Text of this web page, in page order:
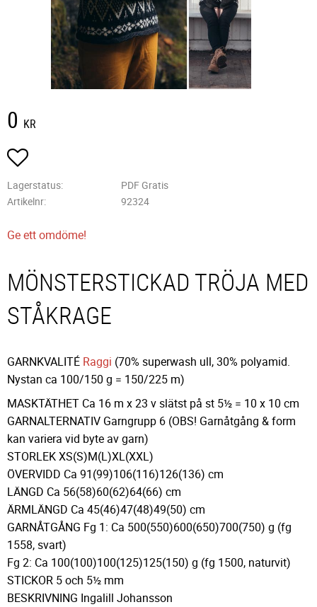
0 KR
Lägg till i favoriter
Lagerstatus
PDF Gratis
Artikelnr
92324
Ge ett omdöme!
MÖNSTERSTICKAD TRÖJA MED
STÅKRAGE
GARNKVALITÉ Raggi (70% superwash ull, 30% polyamid.
Nystan ca 100/150 g = 150/225 m)
MASKTÄTHET Ca 16 m x 23 v slätst på st 5½ = 10 x 10 cm
GARNALTERNATIV Garngrupp 6 (OBS! Garnåtgång & form
kan variera vid byte av garn)
STORLEK XS(S)M(L)XL(XXL)
ÖVERVIDD Ca 91(99)106(116)126(136) cm
LÄNGD Ca 56(58)60(62)64(66) cm
ÄRMLÄNGD Ca 45(46)47(48)49(50) cm
GARNÅTGÅNG Fg 1: Ca 500(550)600(650)700(750) g (fg
1558, svart)
Fg 2: Ca 100(100)100(125)125(150) g (fg 1500, naturvit)
STICKOR 5 och 5½ mm
BESKRIVNING Ingalill Johansson